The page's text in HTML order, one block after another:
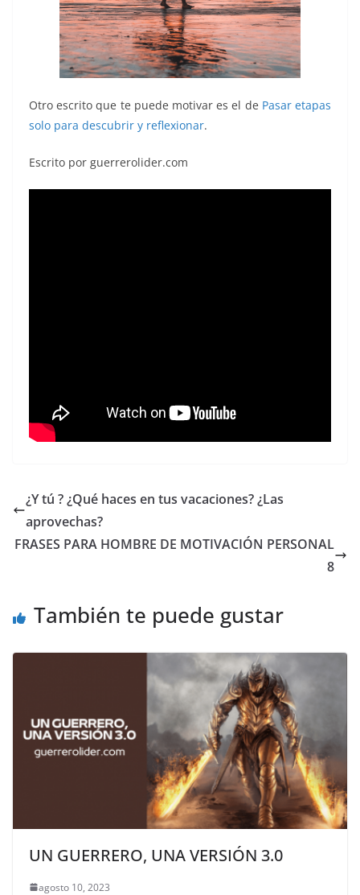
Otro escrito que te puede motivar es el de Pasar etapas
solo para descubrir y reflexionar.
Escrito por guerrerolider.com
¿Y tú ? ¿Qué haces en tus vacaciones? ¿Las
aprovechas?
FRASES PARA HOMBRE DE MOTIVACIÓN PERSONAL
8
También te puede gustar
UN GUERRERO, UNA VERSIÓN 3.0
agosto 10, 2023